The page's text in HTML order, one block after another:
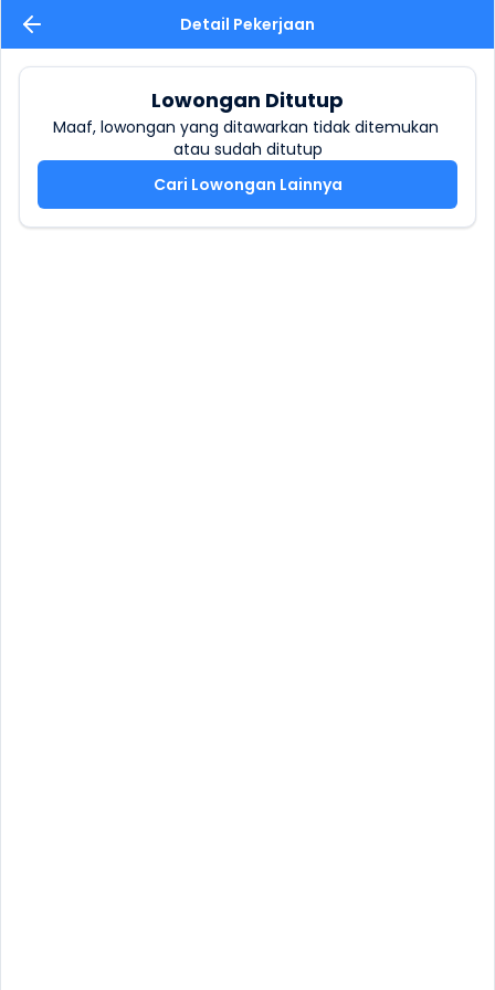
Detail Pekerjaan
Lowongan Ditutup
Maaf, lowongan yang ditawarkan tidak ditemukan
atau sudah ditutup
Cari Lowongan Lainnya